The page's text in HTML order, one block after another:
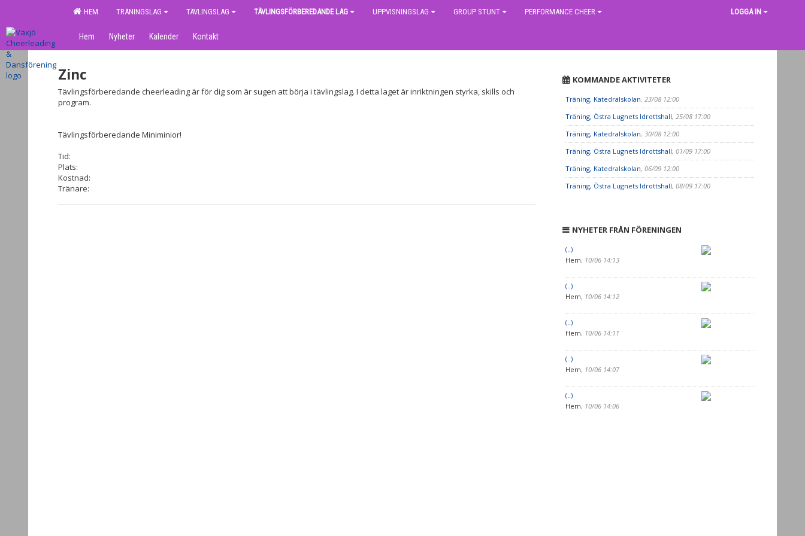
HEM TRÄNINGSLAG TÄVLINGSLAG TÄVLINGSFÖRBEREDANDE LAG UPPVISNINGSLAG GROUP STUNT PERFORMANCE CHEER LOGGA IN
Hem Nyheter Kalender Kontakt
Zinc
Tävlingsförberedande cheerleading är för dig som är sugen att börja i tävlingslag. I detta laget är inriktningen styrka, skills och
program.
Tävlingsförberedande Miniminior!
Tid:
Plats:
Kostnad:
Tränare:
KOMMANDE AKTIVITETER
Träning, Katedralskolan, 23/08 12:00
Träning, Östra Lugnets Idrottshall, 25/08 17:00
Träning, Katedralskolan, 30/08 12:00
Träning, Östra Lugnets Idrottshall, 01/09 17:00
Träning, Katedralskolan, 06/09 12:00
Träning, Östra Lugnets Idrottshall, 08/09 17:00
NYHETER FRÅN FÖRENINGEN
(..)
Hem, 10/06 14:13
(..)
Hem, 10/06 14:12
(..)
Hem, 10/06 14:11
(..)
Hem, 10/06 14:07
(..)
Hem, 10/06 14:06